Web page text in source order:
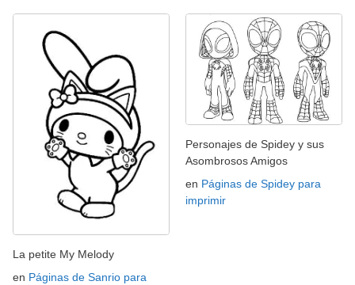
La petite My Melody
en Páginas de Sanrio para
Personajes de Spidey y sus
Asombrosos Amigos
en Páginas de Spidey para
imprimir